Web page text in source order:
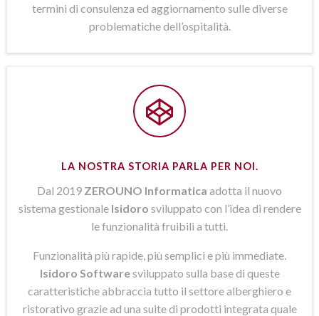
termini di consulenza ed aggiornamento sulle diverse
problematiche dell’ospitalità.
LA NOSTRA STORIA PARLA PER NOI.
Dal 2019 ZEROUNO Informatica adotta il nuovo
sistema gestionale Isidoro sviluppato con l’idea di rendere
le funzionalità fruibili a tutti.
Funzionalità più rapide, più semplici e più immediate.
Isidoro Softwaresviluppato sulla base di queste
caratteristiche abbraccia tutto il settore alberghiero e
ristorativo grazie ad una suite di prodotti integrata quale